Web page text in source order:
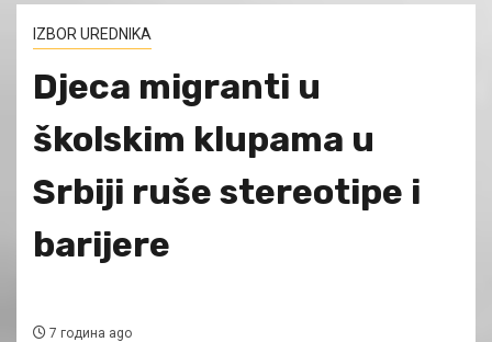
IZBOR UREDNIKA
Dјeca migranti u
školskim klupama u
Srbiji ruše stereotipe i
barijere
7 година ago